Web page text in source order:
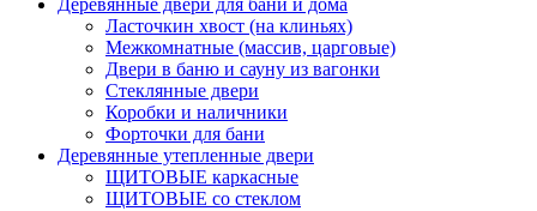
Деревянные двери для бани и дома
Ласточкин хвост (на клиньях)
Межкомнатные (массив, царговые)
Двери в баню и сауну из вагонки
Стеклянные двери
Коробки и наличники
Форточки для бани
Деревянные утепленные двери
ЩИТОВЫЕ каркасные
ЩИТОВЫЕ со стеклом